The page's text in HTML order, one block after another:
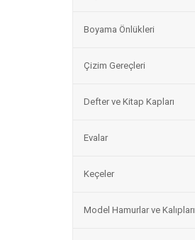
Boyama Önlükleri
Çizim Gereçleri
Defter ve Kitap Kapları
Evalar
Keçeler
Model Hamurlar ve Kalıpları